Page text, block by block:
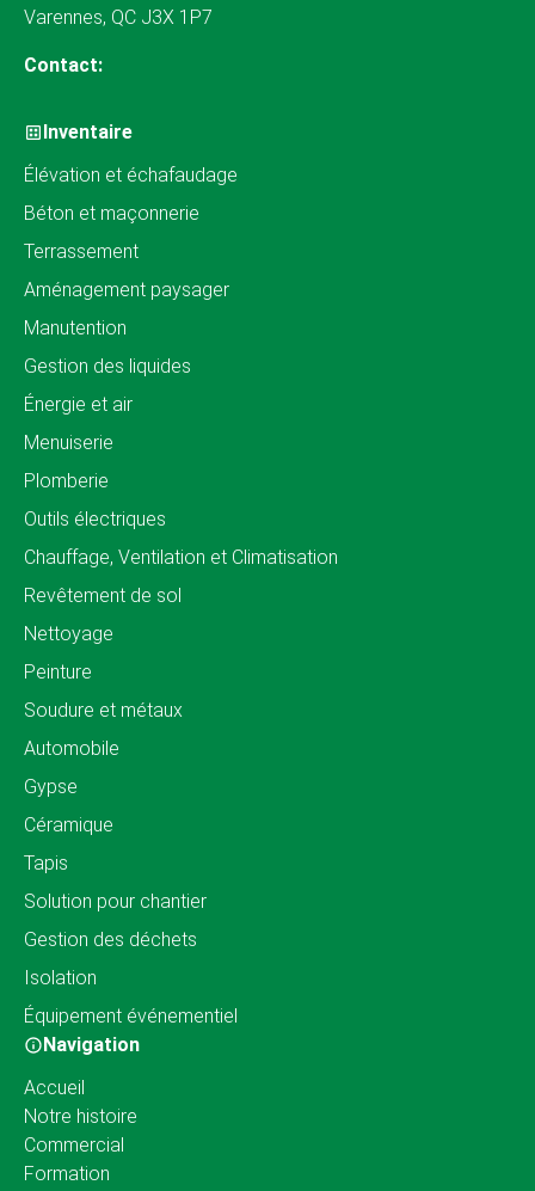
Varennes, QC J3X 1P7
Contact:
Inventaire
Élévation et échafaudage
Béton et maçonnerie
Terrassement
Aménagement paysager
Manutention
Gestion des liquides
Énergie et air
Menuiserie
Plomberie
Outils électriques
Chauffage, Ventilation et Climatisation
Revêtement de sol
Nettoyage
Peinture
Soudure et métaux
Automobile
Gypse
Céramique
Tapis
Solution pour chantier
Gestion des déchets
Isolation
Équipement événementiel
Navigation
Accueil
Notre histoire
Commercial
Formation